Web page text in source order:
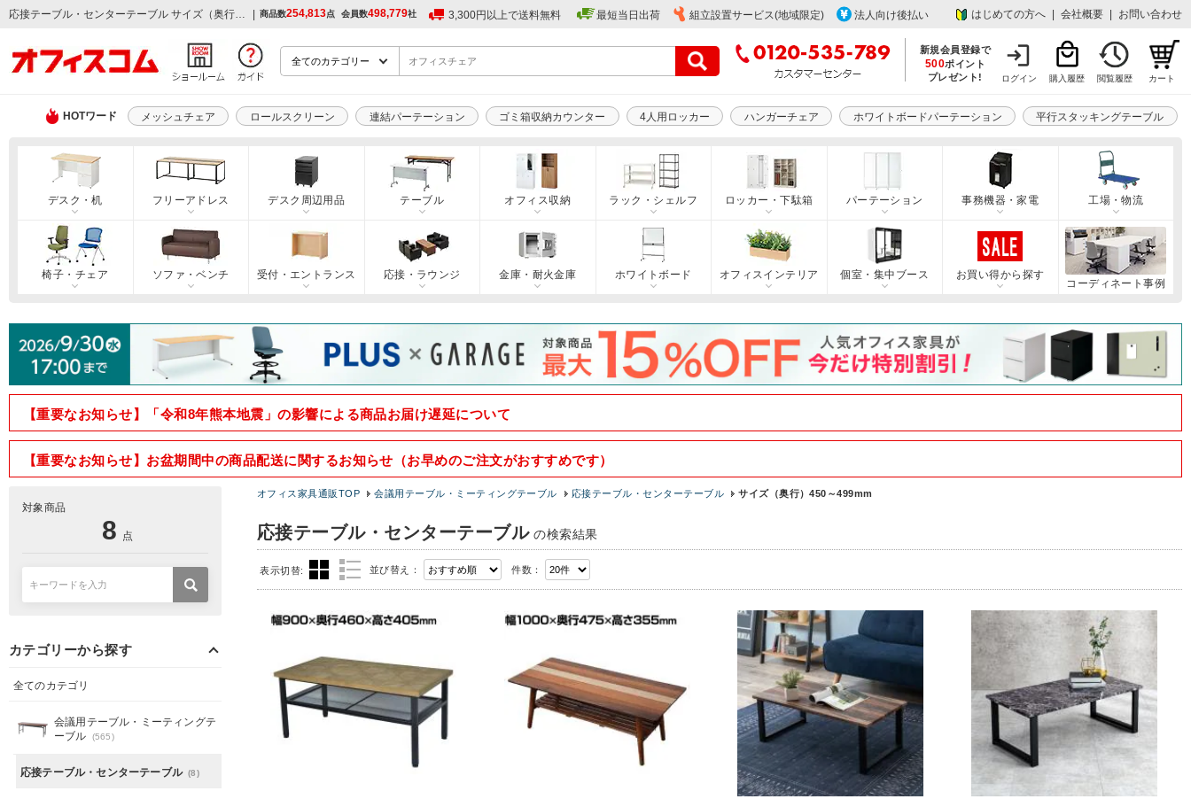
応接テーブル・センターテーブル サイズ（奥行）450～499mmの通販 | 商品数254,813点 会員数498,779社 3,300円以上で送料無料 最短当日出荷 組立設置サービス(地域限定) 法人向け後払い はじめての方へ 会社概要 お問い合わせ
新規会員登録で
500ポイント
プレゼント!
ログイン 購入履歴 閲覧履歴 カート
HOTワード メッシュチェア ロールスクリーン 連結パーテーション ゴミ箱収納カウンター 4人用ロッカー ハンガーチェア ホワイトボードパーテーション 平行スタッキングテーブル
デスク・机 フリーアドレス デスク周辺用品 テーブル オフィス収納 ラック・シェルフ ロッカー・下駄箱 パーテーション 事務機器・家電 工場・物流
椅子・チェア ソファ・ベンチ 受付・エントランス 応接・ラウンジ 金庫・耐火金庫 ホワイトボード オフィスインテリア 個室・集中ブース
お買い得から探す
コーディネート事例
【重要なお知らせ】「令和8年熊本地震」の影響による商品お届け遅延について
【重要なお知らせ】お盆期間中の商品配送に関するお知らせ（お早めのご注文がおすすめです）
オフィス家具通販TOP 会議用テーブル・ミーティングテーブル 応接テーブル・センターテーブル サイズ（奥行）450～499mm
応接テーブル・センターテーブル の検索結果
並び替え： 件数：
表示切替:
対象商品
8 点
カテゴリーから探す
全てのカテゴリ
会議用テーブル・ミーティングテ
ーブル
(565)
応接テーブル・センターテーブル (8)